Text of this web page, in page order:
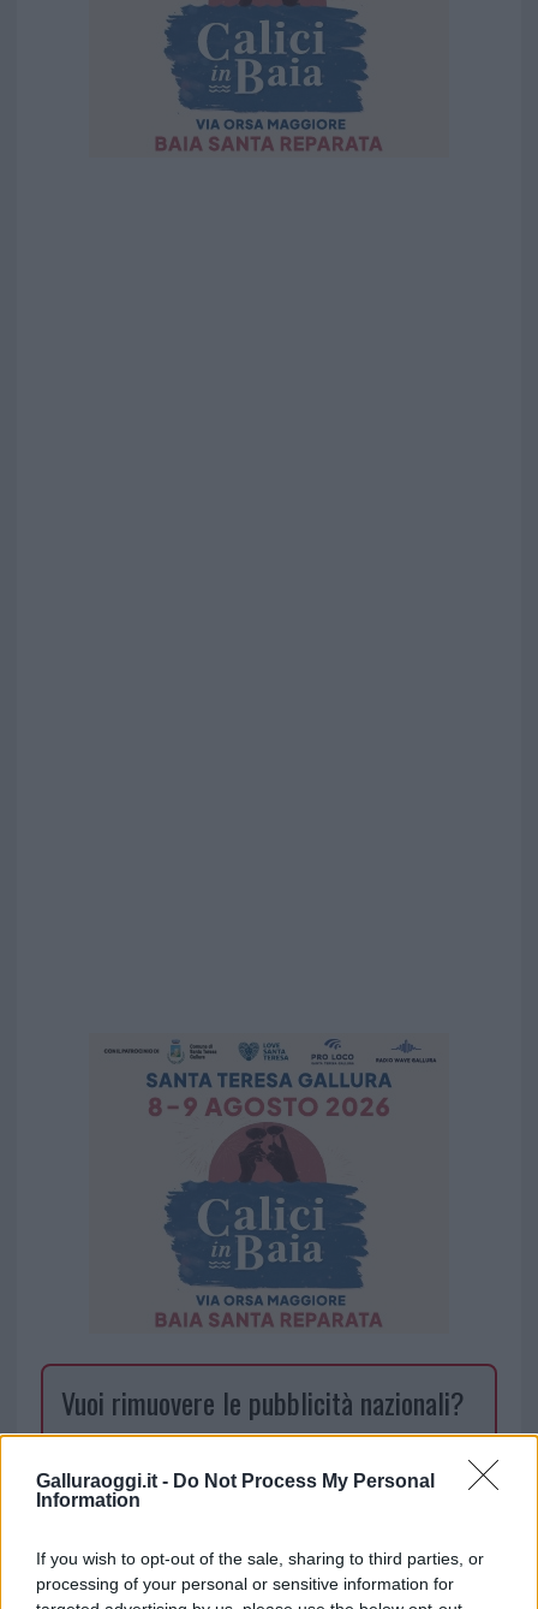
Galluraoggi.it - Do Not Process My Personal
Information
If you wish to opt-out of the sale, sharing to third parties, or
processing of your personal or sensitive information for
Vuoi rimuovere le pubblicità nazionali?
cliccandoqui
Sei già abbonato?